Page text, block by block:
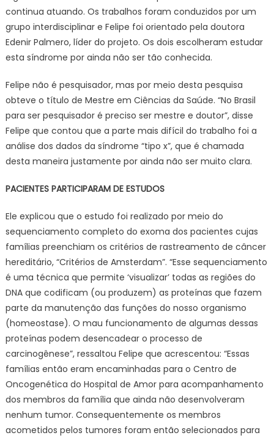
continua atuando. Os trabalhos foram conduzidos por um
grupo interdisciplinar e Felipe foi orientado pela doutora
Edenir Palmero, líder do projeto. Os dois escolheram estudar
esta síndrome por ainda não ser tão conhecida.
Felipe não é pesquisador, mas por meio desta pesquisa
obteve o título de Mestre em Ciências da Saúde. “No Brasil
para ser pesquisador é preciso ser mestre e doutor”, disse
Felipe que contou que a parte mais difícil do trabalho foi a
análise dos dados da síndrome “tipo x”, que é chamada
desta maneira justamente por ainda não ser muito clara.
PACIENTES PARTICIPARAM DE ESTUDOS
Ele explicou que o estudo foi realizado por meio do
sequenciamento completo do exoma dos pacientes cujas
famílias preenchiam os critérios de rastreamento de câncer
hereditário, “Critérios de Amsterdam”. “Esse sequenciamento
é uma técnica que permite ‘visualizar’ todas as regiões do
DNA que codificam (ou produzem) as proteínas que fazem
parte da manutenção das funções do nosso organismo
(homeostase). O mau funcionamento de algumas dessas
proteínas podem desencadear o processo de
carcinogênese”, ressaltou Felipe que acrescentou: “Essas
famílias então eram encaminhadas para o Centro de
Oncogenética do Hospital de Amor para acompanhamento
dos membros da família que ainda não desenvolveram
nenhum tumor. Consequentemente os membros
acometidos pelos tumores foram então selecionados para